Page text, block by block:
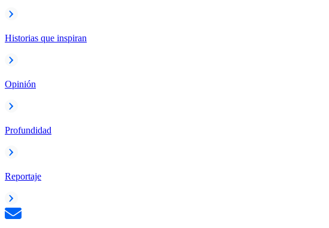
Historias que inspiran
Opinión
Profundidad
Reportaje